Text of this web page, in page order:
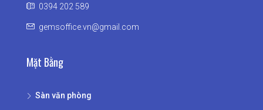
0394 202 589
gemsoffice.vn@gmail.com
Mặt Bằng
Sàn văn phòng